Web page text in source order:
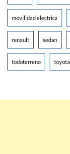
movilidad electrica
renault sedan
todoterreno toyota